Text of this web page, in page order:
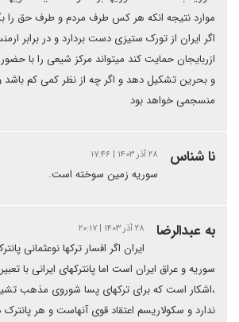
موارد نتیجه انکه هر کس طرف مردم و طرف حق را
اگر ایران از تورک ستیزی دست بردارد و در برابر
ازربایجان حمایت کند میتواند مرکز شیعی را با حضور
و بحرین تشکیل دهد و اگر چه از نظر کمی کم باشد
منسجمی خواهد بود
نا شناس ۲۸ آذر ۱۴۰۳ | ۱۷:۴۶
سوریه زمین سوخته است.
به عبدالرضا ۲۸ آذر ۱۴۰۳ | ۲۰:۱۷
ایران اگر افسار ترکها نوعثمانی
سوریه و عراق ایران است اما پانترکهای ایرانی با
،اشکار است که برای ترکهای پسا شوروی مذهب
ندارد و سکولاریسم اعتقاد قوی آنهاست و هر پانترک